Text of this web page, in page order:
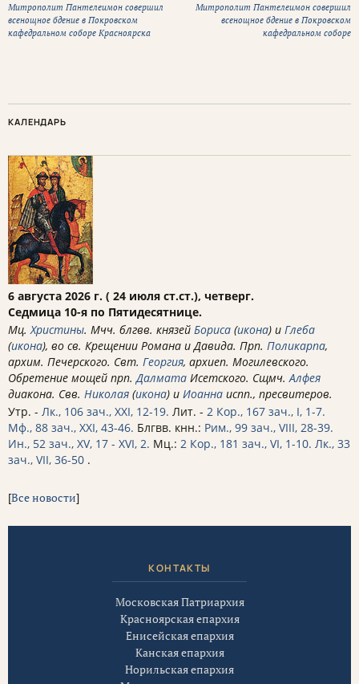
Митрополит Пантелеимон совершил
всенощное бдение в Покровском
кафедральном соборе Красноярска
Митрополит Пантелеимон совершил
всенощное бдение в Покровском
кафедральном соборе
КАЛЕНДАРЬ
6 августа 2026 г. ( 24 июля ст.ст.), четверг.
Седмица 10-я по Пятидесятнице.
Мц. Христины. Мчч. блгвв. князей Бориса (икона) и Глеба
(икона), во св. Крещении Романа и Давида. Прп. Поликарпа,
архим. Печерского. Свт. Георгия, архиеп. Могилевского.
Обретение мощей прп. Далмата Исетского. Сщмч. Алфея
диакона. Свв. Николая (икона) и Иоанна испп., пресвитеров.
Утр. - Лк., 106 зач., XXI, 12-19. Лит. - 2 Кор., 167 зач., I, 1-7.
Мф., 88 зач., XXI, 43-46. Блгвв. кнн.: Рим., 99 зач., VIII, 28-39.
Ин., 52 зач., XV, 17 - XVI, 2. Мц.: 2 Кор., 181 зач., VI, 1-10. Лк., 33
зач., VII, 36-50 .
[Все новости]
КОНТАКТЫ
Московская Патриархия
Красноярская епархия
Енисейская епархия
Канская епархия
Норильская епархия